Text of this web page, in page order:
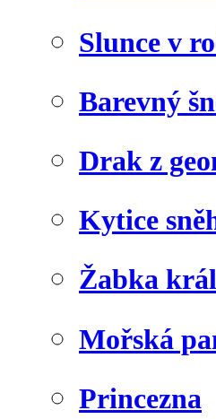
Slunce v
Barevný
Drak z
Kytice
Žabka
Mořská
Princezna